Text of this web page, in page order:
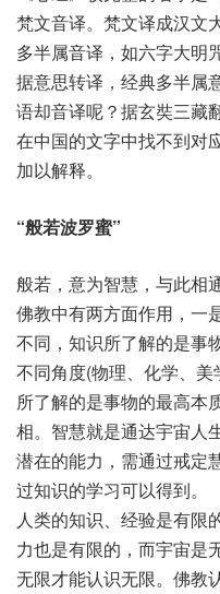
梵文音译。梵文译成汉文
多半属音译，如六字大明
据意思转译，经典多半属
语却音译呢？据玄奘三藏
在中国的文字中找不到对
加以解释。
“般若波罗蜜”
般若，意为智慧，与此相
佛教中有两方面作用，一
不同，知识所了解的是事
不同角度(物理、化学、
所了解的是事物的最高本
相。智慧就是通达宇宙人
潜在的能力，需通过戒定
过知识的学习可以得到。
人类的知识、经验是有限
力也是有限的，而宇宙是
无限才能认识无限。佛教